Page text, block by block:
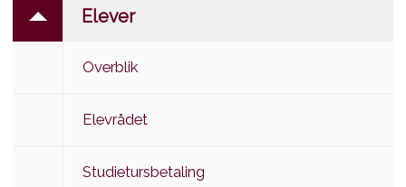
Elever
Overblik
Elevrådet
Studietursbetaling